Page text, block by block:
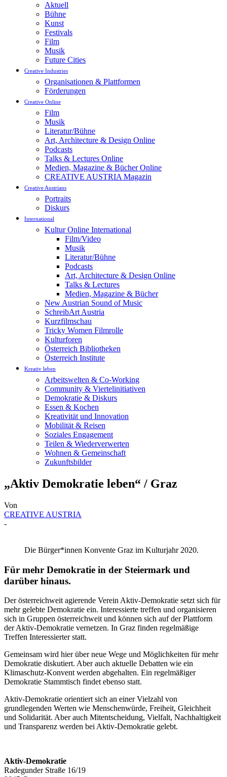
Aktuell
Bühne
Kunst
Festivals
Film
Musik
Future Cities
Creative Industries
Organisationen & Plattformen
Förderungen
Creative Online
Film
Musik
Literatur/Bühne
Art, Architecture & Design Online
Podcasts
Talks & Lectures Online
Medien, Magazine & Bücher Online
CREATIVE AUSTRIA Magazin
Creative Austrians
Portraits
Diskurs
International
Kultur Online International
Film/Video
Musik
Literatur/Bühne
Podcasts
Art, Architecture & Design Online
Talks & Lectures
Medien, Magazine & Bücher
New Austrian Sound of Music
SchreibArt Austria
Kurzfilmschau
Tricky Women Filmrolle
Kulturforen
Österreich Bibliotheken
Österreich Institute
Kreativ leben
Arbeitswelten & Co-Working
Community & Viertelinitiativen
Demokratie & Diskurs
Essen & Kochen
Kreativität und Innovation
Mobilität & Reisen
Soziales Engagement
Teilen & Wiederverwerten
Wohnen & Gemeinschaft
Zukunftsbilder
„Aktiv Demokratie leben“ / Graz
Von
CREATIVE AUSTRIA
-
Die Bürger*innen Konvente Graz im Kulturjahr 2020.
Für mehr Demokratie in der Steiermark und
darüber hinaus.
Der österreichweit agierende Verein Aktiv-Demokratie setzt sich für
mehr gelebte Demokratie ein. Interessierte treffen und organisieren
sich in Gruppen österreichweit und können sich auf der Plattform
der Aktiv-Demokratie vernetzen. In Graz finden regelmäßige
Treffen Interessierter statt.
Gemeinsam wird hier über neue Wege und Möglichkeiten für mehr
Demokratie diskutiert. Aber auch aktuelle Debatten wie ein
Klimaschutz-Konvent werden abgehalten. Ein regelmäßiger
Demokratie Stammtisch findet ebenso statt.
Aktiv-Demokratie orientiert sich an einer Vielzahl von
grundlegenden Werten wie Menschenwürde, Freiheit, Gleichheit
und Solidarität. Aber auch Mitentscheidung, Vielfalt, Nachhaltigkeit
und Transparenz werden bei Aktiv-Demokratie gelebt.
Aktiv-Demokratie
Radegunder Straße 16/19